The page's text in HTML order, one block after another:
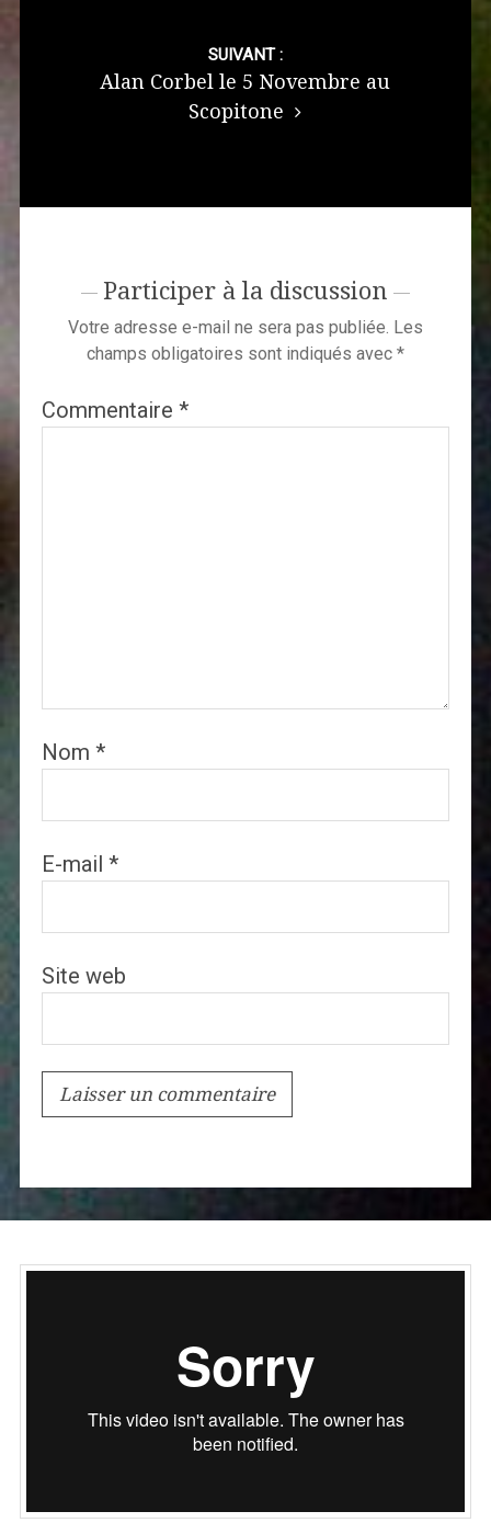
SUIVANT :
Alan Corbel le 5 Novembre au
Scopitone
Participer à la discussion
Votre adresse e-mail ne sera pas publiée. Les
champs obligatoires sont indiqués avec *
Commentaire *
Nom *
E-mail *
Site web